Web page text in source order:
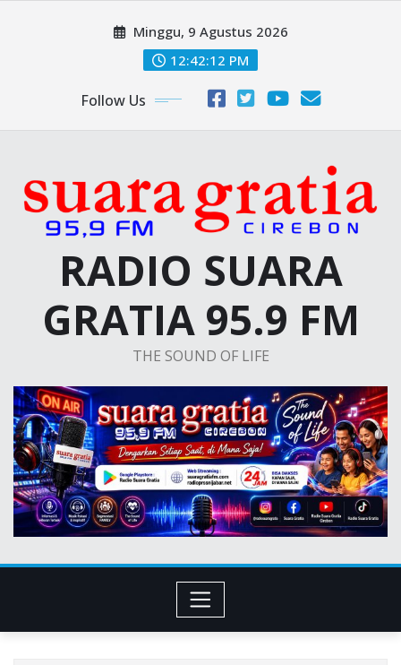
Minggu, 9 Agustus 2026
12:42:12 PM
Follow Us
RADIO SUARA
GRATIA 95.9 FM
THE SOUND OF LIFE